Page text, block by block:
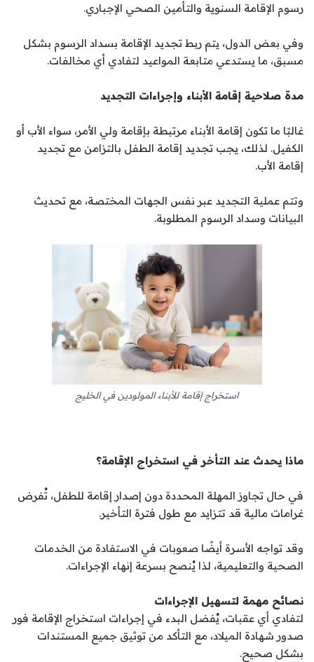
رسوم الإقامة السنوية والتأمين الصحي الإجباري.
وفي بعض الدول، يتم ربط تجديد الإقامة بسداد الرسوم بشكل
مسبق، ما يستدعي متابعة المواعيد لتفادي أي مخالفات.
مدة صلاحية إقامة الأبناء وإجراءات التجديد
غالبًا ما تكون إقامة الأبناء مرتبطة بإقامة ولي الأمر، سواء الأب أو
الكفيل. لذلك، يجب تجديد إقامة الطفل بالتزامن مع تجديد
إقامة الأب.
وتتم عملية التجديد عبر نفس الجهات المختصة، مع تحديث
البيانات وسداد الرسوم المطلوبة.
استخراج إقامة للأبناء المولودين في الخليج
ماذا يحدث عند التأخر في استخراج الإقامة؟
في حال تجاوز المهلة المحددة دون إصدار إقامة للطفل، تُفرض
غرامات مالية قد تتزايد مع طول فترة التأخير.
وقد تواجه الأسرة أيضًا صعوبات في الاستفادة من الخدمات
الصحية والتعليمية، لذا يُنصح بسرعة إنهاء الإجراءات.
نصائح مهمة لتسهيل الإجراءات
لتفادي أي عقبات، يُفضل البدء في إجراءات استخراج الإقامة فور
صدور شهادة الميلاد، مع التأكد من توثيق جميع المستندات
بشكل صحيح.